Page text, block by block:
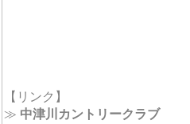
【リンク】
≫ 中津川カントリークラブ